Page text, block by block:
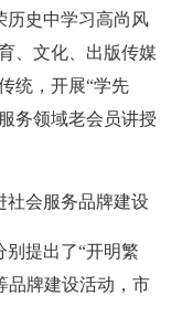
历史中学习高尚风
、文化、出版传媒
统，开展“学先
务领域老会员讲授
社会服务品牌建设
别提出了“开明繁
品牌建设活动，市